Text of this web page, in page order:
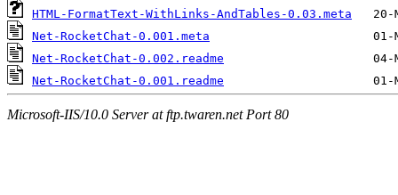
HTML-FormatText-WithLinks-AndTables-0.03.meta
Net-RocketChat-0.001.meta
Net-RocketChat-0.002.readme
Net-RocketChat-0.001.readme
Microsoft-IIS/10.0 Server at ftp.twaren.net Port 80